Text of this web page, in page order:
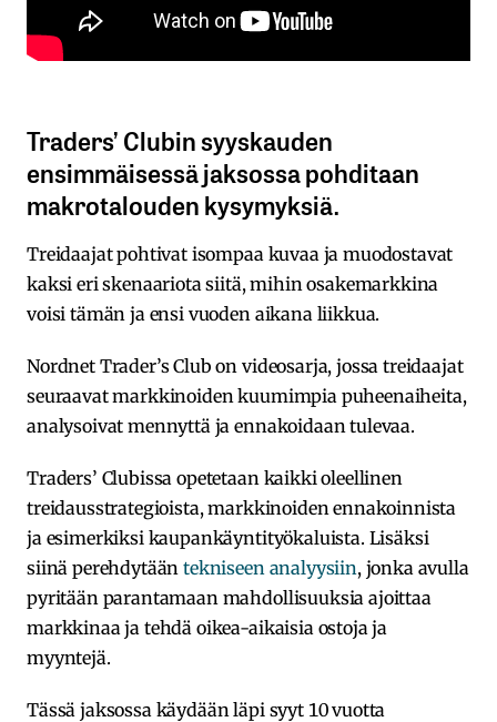
Traders’ Clubin syyskauden
ensimmäisessä jaksossa pohditaan
makrotalouden kysymyksiä.
Treidaajat pohtivat isompaa kuvaa ja muodostavat
kaksi eri skenaariota siitä, mihin osakemarkkina
voisi tämän ja ensi vuoden aikana liikkua.
Nordnet Trader’s Club on videosarja, jossa treidaajat
seuraavat markkinoiden kuumimpia puheenaiheita,
analysoivat mennyttä ja ennakoidaan tulevaa.
Traders’ Clubissa opetetaan kaikki oleellinen
treidausstrategioista, markkinoiden ennakoinnista
ja esimerkiksi kaupankäyntityökaluista. Lisäksi
siinä perehdytääntekniseen analyysiin, jonka avulla
pyritään parantamaan mahdollisuuksia ajoittaa
markkinaa ja tehdä oikea-aikaisia ostoja ja
myyntejä.
Tässä jaksossa käydään läpi syyt 10 vuotta